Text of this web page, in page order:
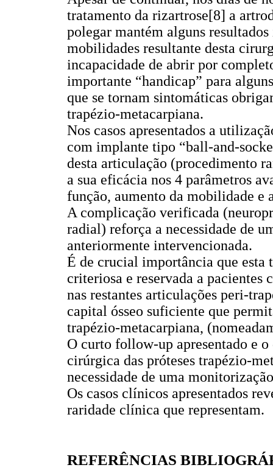
tratamento da rizartrose[8] a
polegar mantém alguns
mobilidades resultante desta
incapacidade de abrir por
importante “handicap” para
que se tornam sintomáticas
trapézio-metacarpiana.
Nos casos apresentados a
com implante tipo “ball-and-
desta articulação (procedimento
a sua eficácia nos 4 parâmetros
função, aumento da mobilidade e
A complicação verificada
radial) reforça a necessidade de
anteriormente intervencionada.
É de crucial importância que
criteriosa e reservada a pacientes
nas restantes articulações peri-
capital ósseo suficiente que
trapézio-metacarpiana,
O curto follow-up apresentado e
cirúrgica das próteses trapézio-
necessidade de uma
Os casos clínicos apresentados
raridade clínica que representam.
REFERÊNCIAS